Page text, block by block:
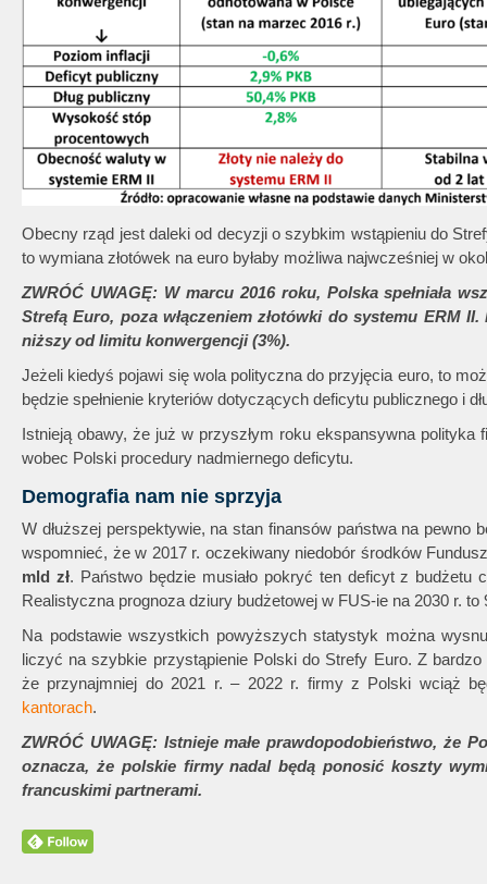
Obecny rząd jest daleki od decyzji o szybkim wstąpieniu do
to wymiana złotówek na euro byłaby możliwa najwcześniej w
ZWRÓĆ UWAGĘ: W marcu 2016 roku, Polska spełniała
Strefą Euro, poza włączeniem złotówki do systemu ERM
niższy od limitu konwergencji (3%).
Jeżeli kiedyś pojawi się wola polityczna do przyjęcia euro, to
będzie spełnienie kryteriów dotyczących deficytu publicznego i
Istnieją obawy, że już w przyszłym roku ekspansywna polityka
wobec Polski procedury nadmiernego deficytu.
Demografia nam nie sprzyja
W dłuższej perspektywie, na stan finansów państwa na pewno
wspomnieć, że w 2017 r. oczekiwany niedobór środków
mld zł. Państwo będzie musiało pokryć ten deficyt z budżetu
Realistyczna prognoza dziury budżetowej w FUS-ie na 2030 r. to
Na podstawie wszystkich powyższych statystyk można
liczyć na szybkie przystąpienie Polski do Strefy Euro. Z
że przynajmniej do 2021 r. – 2022 r. firmy z Polski wciąż
kantorach.
ZWRÓĆ UWAGĘ: Istnieje małe prawdopodobieństwo, że
oznacza, że polskie firmy nadal będą ponosić koszty
francuskimi partnerami.